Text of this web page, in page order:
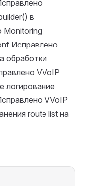
в
Monitoring:
Исправлено
обработки
VVoIP
логирование
VVoIP
route list на